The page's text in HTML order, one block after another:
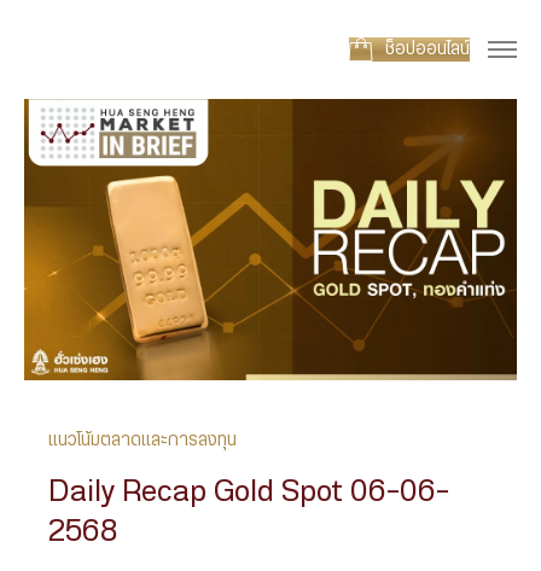
ช็อปออนไลน์
แนวโน้มตลาดและการลงทุน
Daily Recap Gold Spot 06-06-
2568